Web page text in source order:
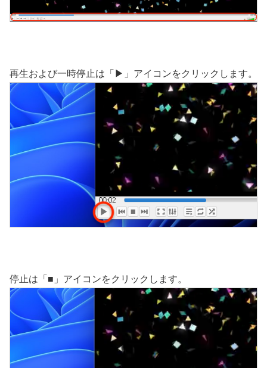
再生および一時停止は「▶︎」アイコンをクリックします。
停止は「■」アイコンをクリックします。